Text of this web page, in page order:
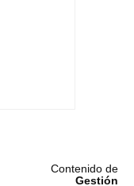
Contenido de
Gestión